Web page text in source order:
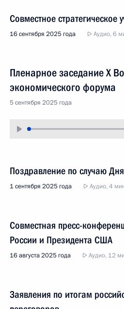
Совместное стратегическое
16 сентября 2025 года Аудио, 6
Пленарное заседание X
экономического форума
5 сентября 2025 года
Поздравление по случаю
1 сентября 2025 года Аудио, 4
Совместная пресс-
России и Президента США
16 августа 2025 года Аудио, 12
Заявления по итогам